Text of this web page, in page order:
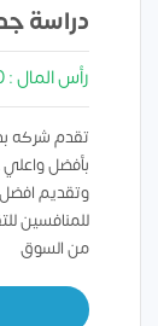
دراسة
رأس المال : 1500000$
تقدم شركه
بأفضل
وتقديم
للمنافسين
من السوق